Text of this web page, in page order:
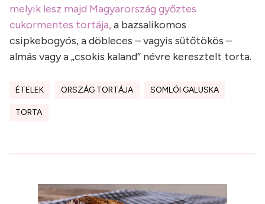
melyik lesz majd Magyarország győztes
cukormentes tortája,a bazsalikomos
csipkebogyós, a döbleces – vagyis sütőtökös –
almás vagy a „csokis kaland” névre keresztelt torta.
ÉTELEK ORSZÁG TORTÁJA SOMLÓI GALUSKA
TORTA